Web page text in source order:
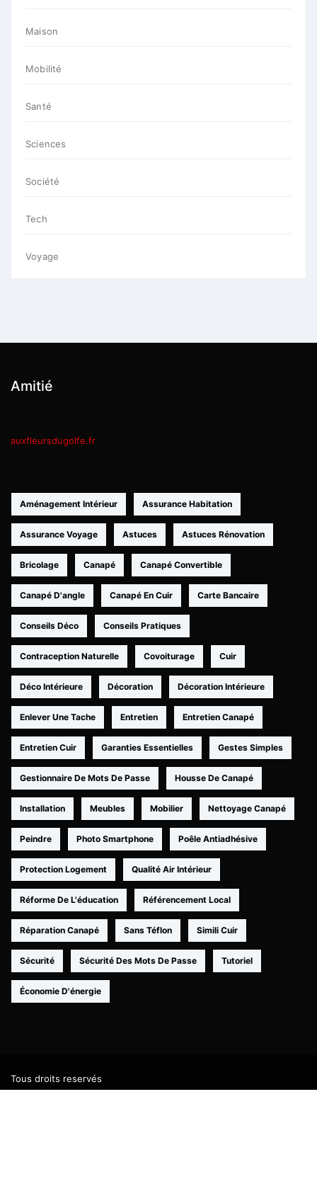
Maison
Mobilité
Santé
Sciences
Société
Tech
Voyage
Amitié
auxfleursdugolfe.fr
Aménagement Intérieur Assurance Habitation
Assurance Voyage Astuces Astuces Rénovation
Bricolage Canapé Canapé Convertible
Canapé D'angle Canapé En Cuir Carte Bancaire
Conseils Déco Conseils Pratiques
Contraception Naturelle Covoiturage Cuir
Déco Intérieure Décoration Décoration Intérieure
Enlever Une Tache Entretien Entretien Canapé
Entretien Cuir Garanties Essentielles Gestes Simples
Gestionnaire De Mots De Passe Housse De Canapé
Installation Meubles Mobilier Nettoyage Canapé
Peindre Photo Smartphone Poêle Antiadhésive
Protection Logement Qualité Air Intérieur
Réforme De L'éducation Référencement Local
Réparation Canapé Sans Téflon Simili Cuir
Sécurité Sécurité Des Mots De Passe Tutoriel
Économie D'énergie
Tous droits reservés